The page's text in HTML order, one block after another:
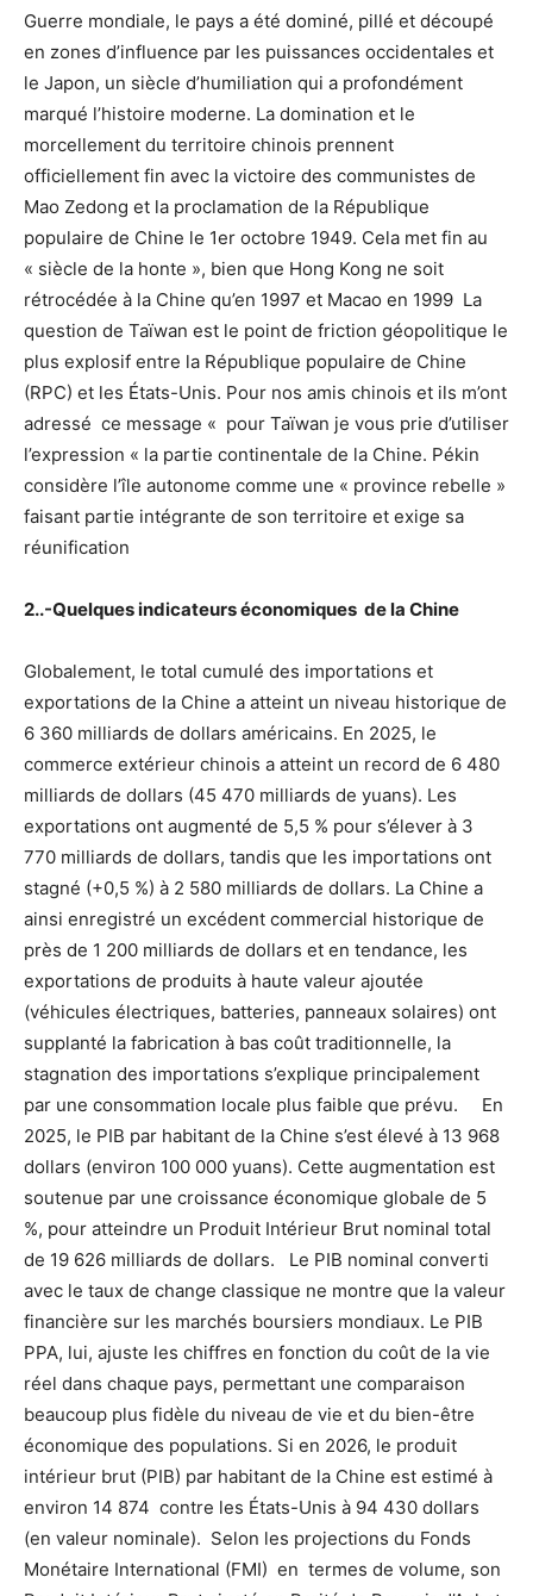
Guerre mondiale, le pays a été dominé, pillé et découpé
en zones d’influence par les puissances occidentales et
le Japon, un siècle d’humiliation qui a profondément
marqué l’histoire moderne. La domination et le
morcellement du territoire chinois prennent
officiellement fin avec la victoire des communistes de
Mao Zedong et la proclamation de la République
populaire de Chine le 1er octobre 1949. Cela met fin au
« siècle de la honte », bien que Hong Kong ne soit
rétrocédée à la Chine qu’en 1997 et Macao en 1999 La
question de Taïwan est le point de friction géopolitique le
plus explosif entre la République populaire de Chine
(RPC) et les États-Unis. Pour nos amis chinois et ils m’ont
adressé ce message « pour Taïwan je vous prie d’utiliser
l’expression « la partie continentale de la Chine. Pékin
considère l’île autonome comme une « province rebelle »
faisant partie intégrante de son territoire et exige sa
réunification
2..-Quelques indicateurs économiques de la Chine
Globalement, le total cumulé des importations et
exportations de la Chine a atteint un niveau historique de
6 360 milliards de dollars américains. En 2025, le
commerce extérieur chinois a atteint un record de 6 480
milliards de dollars (45 470 milliards de yuans). Les
exportations ont augmenté de 5,5 % pour s’élever à 3
770 milliards de dollars, tandis que les importations ont
stagné (+0,5 %) à 2 580 milliards de dollars. La Chine a
ainsi enregistré un excédent commercial historique de
près de 1 200 milliards de dollars et en tendance, les
exportations de produits à haute valeur ajoutée
(véhicules électriques, batteries, panneaux solaires) ont
supplanté la fabrication à bas coût traditionnelle, la
stagnation des importations s’explique principalement
par une consommation locale plus faible que prévu. En
2025, le PIB par habitant de la Chine s’est élevé à 13 968
dollars (environ 100 000 yuans). Cette augmentation est
soutenue par une croissance économique globale de 5
%, pour atteindre un Produit Intérieur Brut nominal total
de 19 626 milliards de dollars. Le PIB nominal converti
avec le taux de change classique ne montre que la valeur
financière sur les marchés boursiers mondiaux. Le PIB
PPA, lui, ajuste les chiffres en fonction du coût de la vie
réel dans chaque pays, permettant une comparaison
beaucoup plus fidèle du niveau de vie et du bien-être
économique des populations. Si en 2026, le produit
intérieur brut (PIB) par habitant de la Chine est estimé à
environ 14 874 contre les États-Unis à 94 430 dollars
(en valeur nominale). Selon les projections du Fonds
Monétaire International (FMI) en termes de volume, son